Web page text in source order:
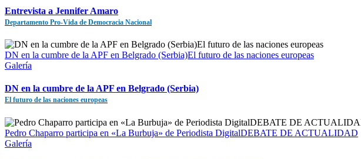
Entrevista a Jennifer Amaro
Departamento Pro-Vida de Democracia Nacional
DN en la cumbre de la APF en Belgrado (Serbia)El futuro de las naciones europeas
Galería
DN en la cumbre de la APF en Belgrado (Serbia)
El futuro de las naciones europeas
Pedro Chaparro participa en «La Burbuja» de Periodista DigitalDEBATE DE ACTUALIDAD
Galería